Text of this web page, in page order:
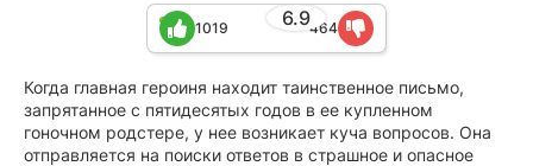
6.9
1019 464
Когда главная героиня находит таинственное письмо,
запрятанное с пятидесятых годов в ее купленном
гоночном родстере, у нее возникает куча вопросов. Она
отправляется на поиски ответов в страшное и опасное